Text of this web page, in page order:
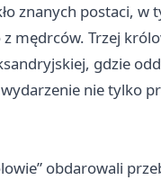
znanych postaci, w
mędrców. Trzej
gdzie
nie tylko
obdarowali